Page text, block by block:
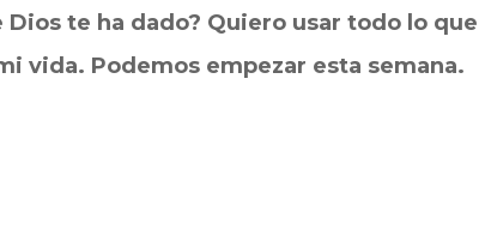
Dios te ha dado? Quiero usar todo lo
vida. Podemos empezar esta semana.